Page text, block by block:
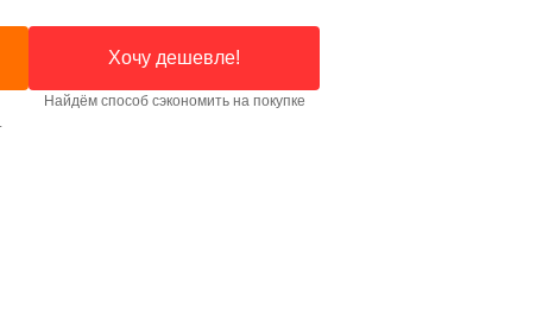
Хочу дешевле!
Найдём способ сэкономить на покупке